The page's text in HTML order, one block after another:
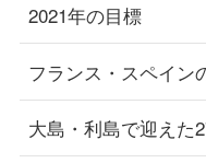
2021年の目標
フランス・スペイン
大島・利島で迎えた